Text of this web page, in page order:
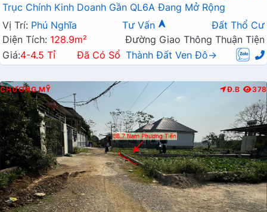
Trục Chính Kinh Doanh Gần QL6A Đang Mở Rộng
Vị Trí: Phú Nghĩa Tư Vấn
Đất Thổ Cư
Diện Tích: 128.9m²
Đường Giao Thông Thuận Tiện
Giá:4-4.5 Tỉ Đã Có Sổ Thành Đất Ven Đô→
CHƯƠNG MỸ Đ.B 378